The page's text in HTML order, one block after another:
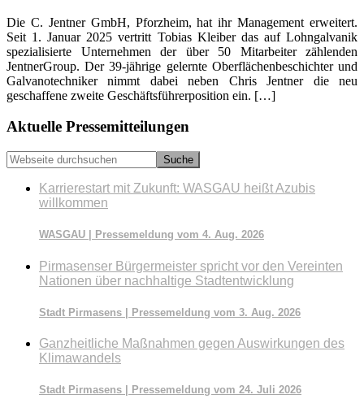
Die C. Jentner GmbH, Pforzheim, hat ihr Management erweitert.
Seit 1. Januar 2025 vertritt Tobias Kleiber das auf Lohngalvanik
spezialisierte Unternehmen der über 50 Mitarbeiter zählenden
JentnerGroup. Der 39-jährige gelernte Oberflächenbeschichter und
Galvanotechniker nimmt dabei neben Chris Jentner die neu
geschaffene zweite Geschäftsführerposition ein. […]
Seitenspalte
Aktuelle Pressemitteilungen
Webseite
durchsuchen
Karrierestart mit Zukunft: WASGAU heißt Azubis
willkommen
WASGAU | Pressemeldung vom 4. Aug. 2026
Pirmasenser Bürgermeister spricht vor den Vereinten
Nationen über nachhaltige Stadtentwicklung
Stadt Pirmasens | Pressemeldung vom 3. Aug. 2026
Ganzheitliche Maßnahmen gegen Auswirkungen des
Klimawandels
Stadt Pirmasens | Pressemeldung vom 24. Juli 2026